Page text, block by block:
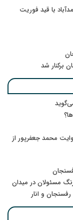
با قید فوریت
برکنار شد
محمد جعفرپور از
مسئولان در میدان
و انار